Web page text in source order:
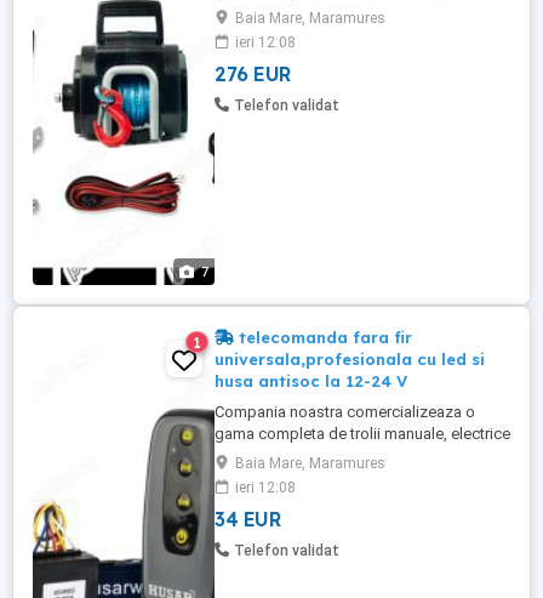
7
și hidraulice, piese de schimb si
consumabile pentru trolii si accesorii
pentru orice troliu Dragon Winch, Husar
Winch, PowerWinch, KangarooWinch,
Superwinch. Certificare ISO 9001 si
Baia Mare, Maramures
ieri 12:08
276 EUR
Telefon validat
1
telecomanda fara fir
universala,profesionala cu led si
husa antisoc la 12-24 V
Compania noastra comercializeaza o
gama completa de trolii manuale, electrice
și hidraulice, piese de schimb si
consumabile pentru trolii si accesorii
pentru orice troliu Dragon Winch, Husar
Winch, PowerWinch, KangarooWinch,
Superwinch. Certificare ISO 9001 si
Baia Mare, Maramures
ieri 12:08
34 EUR
Telefon validat